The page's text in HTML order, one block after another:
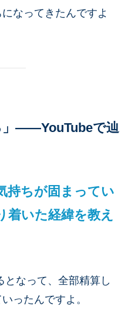
なってきたんですよ
」——YouTubeで辿
ちが固まってい
着いた経緯を教え
となって、全部精算し
ったんですよ。